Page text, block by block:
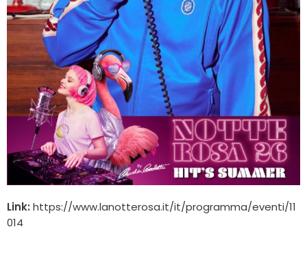
Link: https://www.lanotterosa.it/it/programma/eventi/11
014